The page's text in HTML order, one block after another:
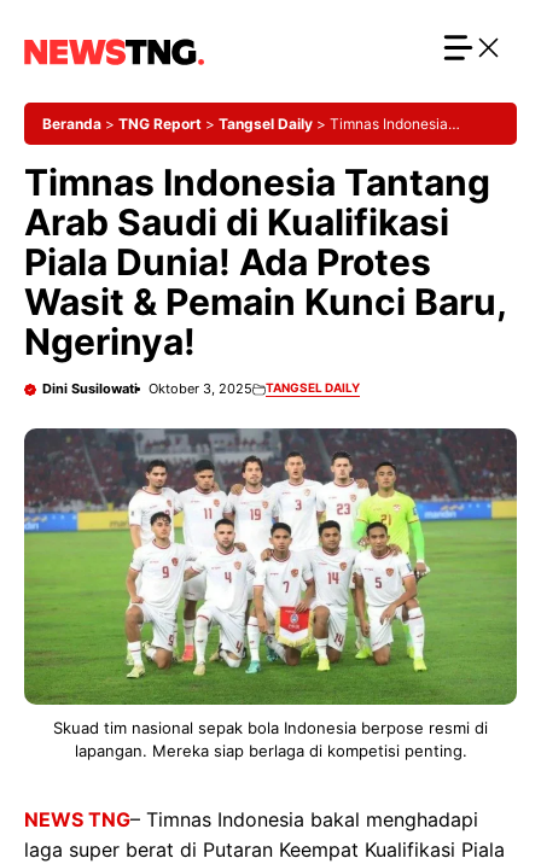
Beranda > TNG Report > Tangsel Daily > Timnas Indonesia
Pemain Kunci Baru, Ngerinya!
Timnas Indonesia Tantang
Arab Saudi di Kualifikasi
Piala Dunia! Ada Protes
Wasit & Pemain Kunci Baru,
Ngerinya!
Dini Susilowati Oktober 3, 2025 TANGSEL DAILY
Skuad tim nasional sepak bola Indonesia berpose resmi di
lapangan. Mereka siap berlaga di kompetisi penting.
NEWS TNG– Timnas Indonesia bakal menghadapi
laga super berat di Putaran Keempat Kualifikasi Piala